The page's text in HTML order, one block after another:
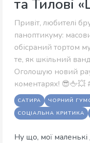
та Тилові
Привіт, любителі
паноптикуму:
обісраний тортом
те, як шкільний
Оголошую новий
коментарях! 😎🖕💥
САТИРА ЧОРНИЙ
СОЦІАЛЬНА КРИТИКА
Ну що, мої маленькі